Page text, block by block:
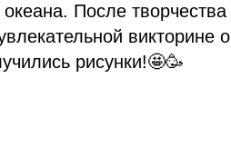
океана. После творчества
викторине о
рисунки!🤩🥳